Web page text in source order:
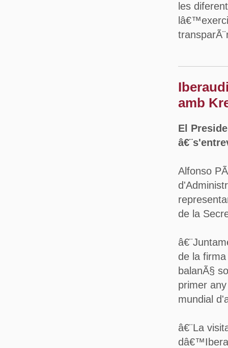
les
amb
El
Alfonso
de la
de la
balanÃ§
primer
mundial
â€¨La